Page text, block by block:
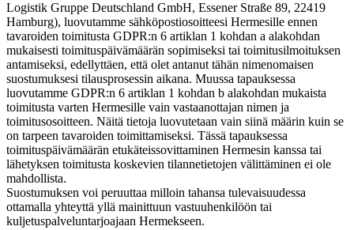
Logistik Gruppe Deutschland GmbH, Essener Straße 89, 22419
Hamburg), luovutamme sähköpostiosoitteesi Hermesille ennen
tavaroiden toimitusta GDPR:n 6 artiklan 1 kohdan a alakohdan
mukaisesti toimituspäivämäärän sopimiseksi tai toimitusilmoituksen
antamiseksi, edellyttäen, että olet antanut tähän nimenomaisen
suostumuksesi tilausprosessin aikana. Muussa tapauksessa
luovutamme GDPR:n 6 artiklan 1 kohdan b alakohdan mukaista
toimitusta varten Hermesille vain vastaanottajan nimen ja
toimitusosoitteen. Näitä tietoja luovutetaan vain siinä määrin kuin se
on tarpeen tavaroiden toimittamiseksi. Tässä tapauksessa
toimituspäivämäärän etukäteissovittaminen Hermesin kanssa tai
lähetyksen toimitusta koskevien tilannetietojen välittäminen ei ole
mahdollista.
Suostumuksen voi peruuttaa milloin tahansa tulevaisuudessa
ottamalla yhteyttä yllä mainittuun vastuuhenkilöön tai
kuljetuspalveluntarjoajaan Hermekseen.